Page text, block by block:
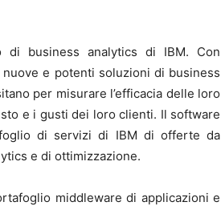
business analytics di IBM. Con
e potenti soluzioni di business
per misurare l’efficacia delle loro
e i gusti dei loro clienti. Il software
di servizi di IBM di offerte da
e di ottimizzazione.
middleware di applicazioni e